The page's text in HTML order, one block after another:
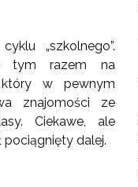
„szkolnego”.
tym razem na
który w pewnym
znajomości ze
Ciekawe, ale
pociągnięty dalej.